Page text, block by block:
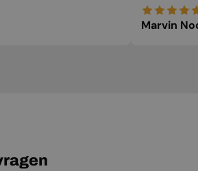
Marvin